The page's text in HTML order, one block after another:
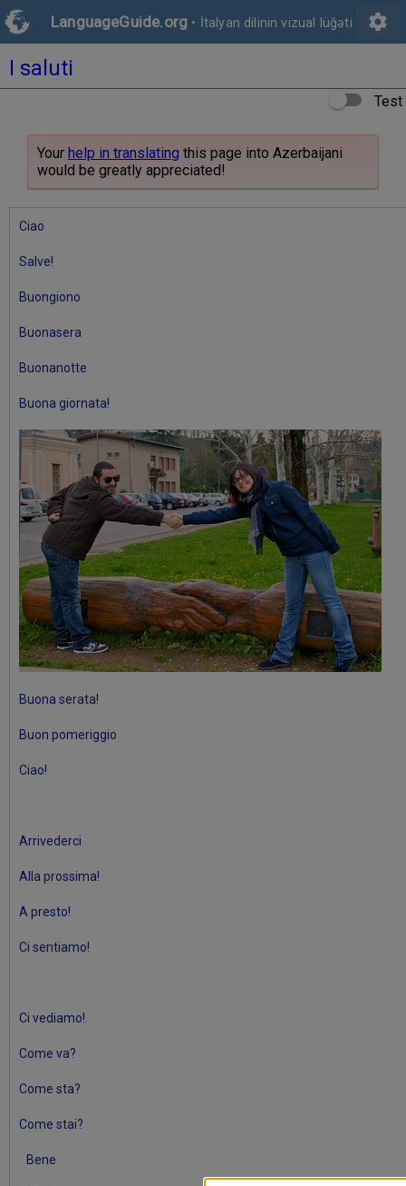
LanguageGuide.org • İtalyan dilinin vizual lüğəti settings
I saluti
Test
Your help in translating this page into Azerbaijani
would be greatly appreciated!
Ciao
Salve!
Buongiono
Buonasera
Buonanotte
Buona giornata!
Buona serata!
Buon pomeriggio
Ciao!
Arrivederci
Alla prossima!
A presto!
Ci sentiamo!
Ci vediamo!
Come va?
Come sta?
Come stai?
Bene